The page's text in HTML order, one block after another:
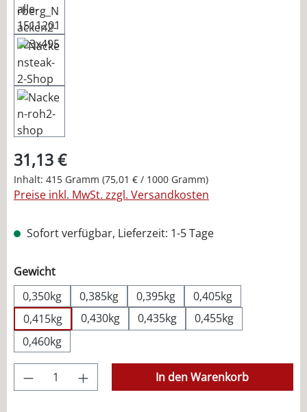
31,13 €
Inhalt: 415 Gramm (75,01 € / 1000 Gramm)
Preise inkl. MwSt. zzgl. Versandkosten
Sofort verfügbar, Lieferzeit: 1-5 Tage
Gewichtauswählen
0,350kg
0,385kg 0,395kg
0,405kg
0,415kg
0,430kg 0,435kg
0,455kg
0,460kg
Produkt Anzahl: Gib den gewünschten
In den Warenkorb